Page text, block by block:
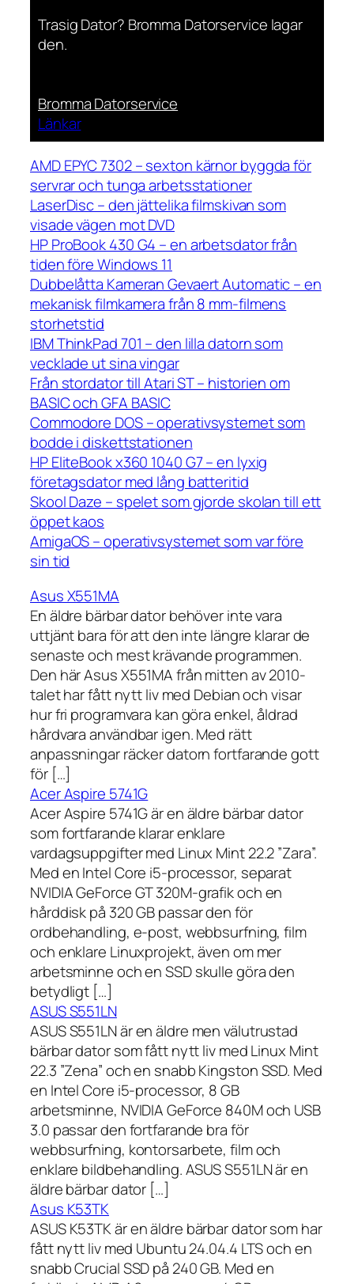
Trasig Dator? Bromma Datorservice lagar
den.
Bromma Datorservice
Länkar
AMD EPYC 7302 – sexton kärnor byggda för
servrar och tunga arbetsstationer
LaserDisc – den jättelika filmskivan som
visade vägen mot DVD
HP ProBook 430 G4 – en arbetsdator från
tiden före Windows 11
Dubbelåtta Kameran Gevaert Automatic – en
mekanisk filmkamera från 8 mm-filmens
storhetstid
IBM ThinkPad 701 – den lilla datorn som
vecklade ut sina vingar
Från stordator till Atari ST – historien om
BASIC och GFA BASIC
Commodore DOS – operativsystemet som
bodde i diskettstationen
HP EliteBook x360 1040 G7 – en lyxig
företagsdator med lång batteritid
Skool Daze – spelet som gjorde skolan till ett
öppet kaos
AmigaOS – operativsystemet som var före
sin tid
Asus X551MA
En äldre bärbar dator behöver inte vara
uttjänt bara för att den inte längre klarar de
senaste och mest krävande programmen.
Den här Asus X551MA från mitten av 2010-
talet har fått nytt liv med Debian och visar
hur fri programvara kan göra enkel, åldrad
hårdvara användbar igen. Med rätt
anpassningar räcker datorn fortfarande gott
för […]
Acer Aspire 5741G
Acer Aspire 5741G är en äldre bärbar dator
som fortfarande klarar enklare
vardagsuppgifter med Linux Mint 22.2 ”Zara”.
Med en Intel Core i5-processor, separat
NVIDIA GeForce GT 320M-grafik och en
hårddisk på 320 GB passar den för
ordbehandling, e-post, webbsurfning, film
och enklare Linuxprojekt, även om mer
arbetsminne och en SSD skulle göra den
betydligt […]
ASUS S551LN
ASUS S551LN är en äldre men välutrustad
bärbar dator som fått nytt liv med Linux Mint
22.3 ”Zena” och en snabb Kingston SSD. Med
en Intel Core i5-processor, 8 GB
arbetsminne, NVIDIA GeForce 840M och USB
3.0 passar den fortfarande bra för
webbsurfning, kontorsarbete, film och
enklare bildbehandling. ASUS S551LN är en
äldre bärbar dator […]
Asus K53TK
ASUS K53TK är en äldre bärbar dator som har
fått nytt liv med Ubuntu 24.04.4 LTS och en
snabb Crucial SSD på 240 GB. Med en